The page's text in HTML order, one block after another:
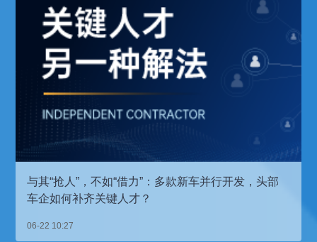
与其“抢人”，不如“借力”：多款新车并行开发，头部
车企如何补齐关键人才？
06-22 10:27